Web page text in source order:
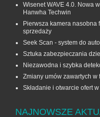
Wisenet WAVE 4.0. Nowa
Hanwha Techwin
Pierwsza kamera nasobna
sprzedaży
Seek Scan - system do
Sztuka zabezpieczania
Niezawodna i szybka
Zmiany umów zawartych
Składanie i otwarcie ofert
NAJNOWSZE